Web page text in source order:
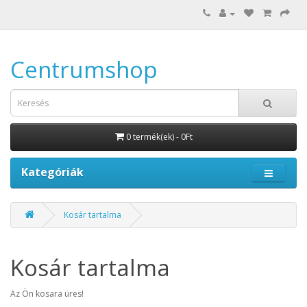
Centrumshop
0 termék(ek) - 0Ft
Kategóriák
Kosár tartalma
Kosár tartalma
Az Ön kosara üres!